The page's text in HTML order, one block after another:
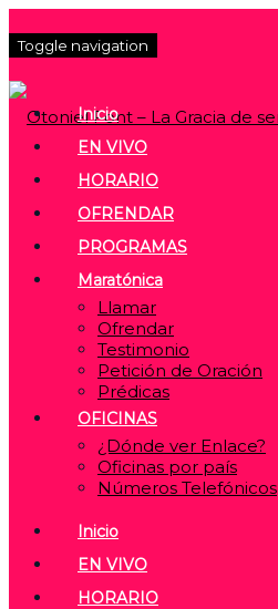
Toggle navigation
Inicio
EN VIVO
HORARIO
OFRENDAR
PROGRAMAS
Maratónica
Llamar
Ofrendar
Testimonio
Petición de Oración
Prédicas
OFICINAS
¿Dónde ver Enlace?
Oficinas por país
Números Telefónicos
Inicio
EN VIVO
HORARIO